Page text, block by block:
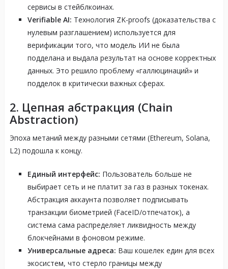
сервисы в стейблкоинах.
Verifiable AI: Технология ZK-proofs (доказательства с
нулевым разглашением) используется для
верификации того, что модель ИИ не была
подделана и выдала результат на основе корректных
данных. Это решило проблему «галлюцинаций» и
подделок в критически важных сферах.
2. Цепная абстракция (Chain
Abstraction)
Эпоха метаний между разными сетями (Ethereum, Solana,
L2) подошла к концу.
Единый интерфейс: Пользователь больше не
выбирает сеть и не платит за газ в разных токенах.
Абстракция аккаунта позволяет подписывать
транзакции биометрией (FaceID/отпечаток), а
система сама распределяет ликвидность между
блокчейнами в фоновом режиме.
Универсальные адреса: Ваш кошелек един для всех
экосистем, что стерло границы между